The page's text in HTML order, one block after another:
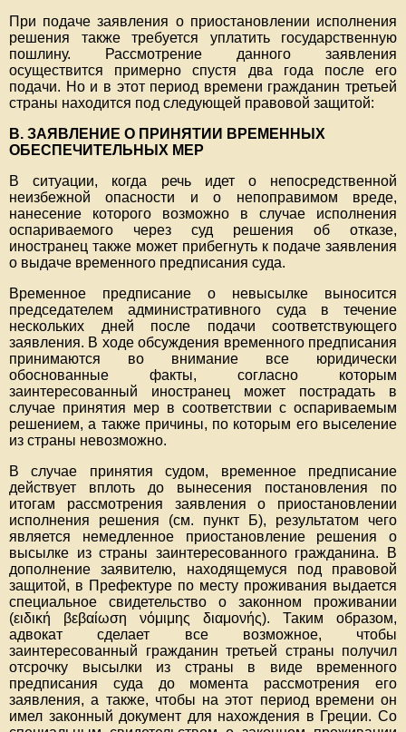
При подаче заявления о приостановлении исполнения
решения также требуется уплатить государственную
пошлину. Рассмотрение данного заявления
осуществится примерно спустя два года после его
подачи. Но и в этот период времени гражданин третьей
страны находится под следующей правовой защитой:
В. ЗАЯВЛЕНИЕ О ПРИНЯТИИ ВРЕМЕННЫХ
ОБЕСПЕЧИТЕЛЬНЫХ МЕР
В ситуации, когда речь идет о непосредственной
неизбежной опасности и о непоправимом вреде,
нанесение которого возможно в случае исполнения
оспариваемого через суд решения об отказе,
иностранец также может прибегнуть к подаче заявления
о выдаче временного предписания суда.
Временное предписание о невысылке выносится
председателем административного суда в течение
нескольких дней после подачи соответствующего
заявления. В ходе обсуждения временного предписания
принимаются во внимание все юридически
обоснованные факты, согласно которым
заинтересованный иностранец может пострадать в
случае принятия мер в соответствии с оспариваемым
решением, а также причины, по которым его выселение
из страны невозможно.
В случае принятия судом, временное предписание
действует вплоть до вынесения постановления по
итогам рассмотрения заявления о приостановлении
исполнения решения (см. пункт Б), результатом чего
является немедленное приостановление решения о
высылке из страны заинтересованного гражданина. В
дополнение заявителю, находящемуся под правовой
защитой, в Префектуре по месту проживания выдается
специальное свидетельство о законном проживании
(ειδική βεβαίωση νόμιμης διαμονής). Таким образом,
адвокат сделает все возможное, чтобы
заинтересованный гражданин третьей страны получил
отсрочку высылки из страны в виде временного
предписания суда до момента рассмотрения его
заявления, а также, чтобы на этот период времени он
имел законный документ для нахождения в Греции. Со